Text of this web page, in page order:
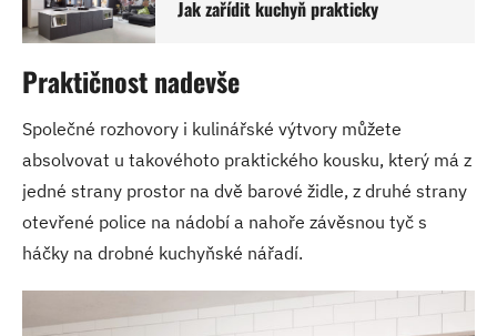
Jak zařídit kuchyň prakticky
Praktičnost nadevše
Společné rozhovory i kulinářské výtvory můžete
absolvovat u takovéhoto praktického kousku, který má z
jedné strany prostor na dvě barové židle, z druhé strany
otevřené police na nádobí a nahoře závěsnou tyč s
háčky na drobné kuchyňské nářadí.